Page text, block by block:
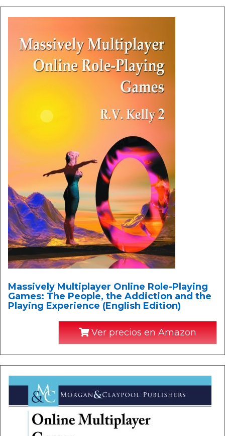
Massively Multiplayer Online Role-Playing
Games: The People, the Addiction and the
Playing Experience (English Edition)
Ver precios en Amazon